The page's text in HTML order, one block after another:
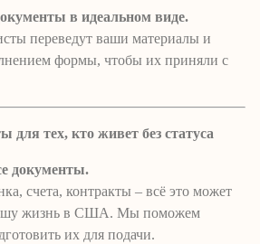
в идеальном виде.
переведут ваши материалы и
формы, чтобы их приняли с
для тех, кто живет без статуса
документы.
счета, контракты – всё это может
жизнь в США. Мы поможем
их для подачи.